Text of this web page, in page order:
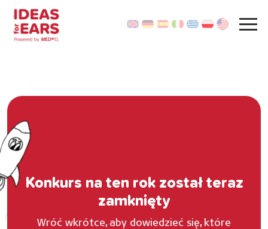
Konkurs na ten rok został teraz
zamknięty
Wróć wkrótce, aby dowiedzieć się, które